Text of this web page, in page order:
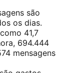
são
os dias.
41,7
694.444
mensagens